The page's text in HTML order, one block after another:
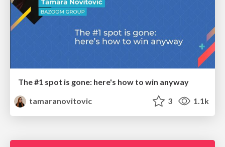
The #1 spot is gone: here's how to win anyway
tamaranovitovic
3 1.1k